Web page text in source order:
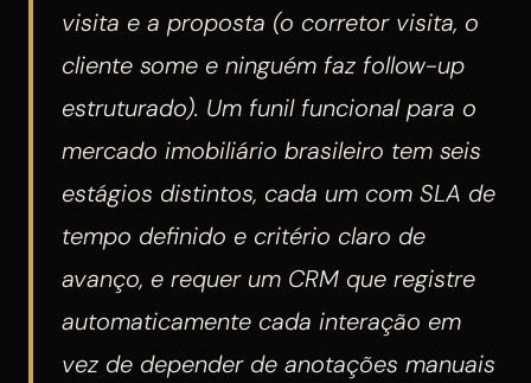
visita e a proposta (o corretor visita, o
cliente some e ninguém faz follow-up
estruturado). Um funil funcional para o
mercado imobiliário brasileiro tem seis
estágios distintos, cada um com SLA de
tempo definido e critério claro de
avanço, e requer um CRM que registre
automaticamente cada interação em
vez de depender de anotações manuais